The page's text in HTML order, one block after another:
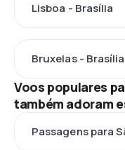
Lisboa - Brasília
Bruxelas - Brasília
Voos populares
também adoram
Passagens para